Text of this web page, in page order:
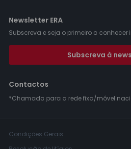
Newsletter ERA
Subscreva e seja o primeiro a conhecer
Subscreva à
Contactos
*Chamada para a rede fixa/móvel
Condições Gerais